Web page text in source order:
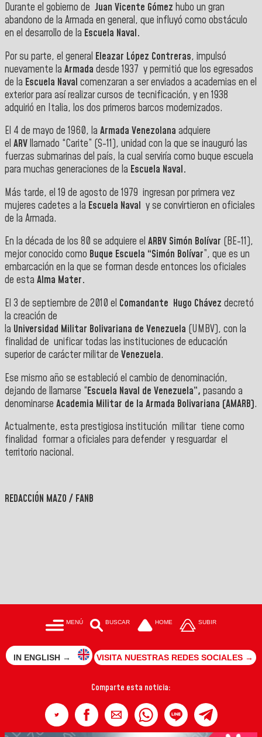
Durante el gobierno de Juan Vicente Gómez hubo un gran
abandono de la Armada en general, que influyó como obstáculo
en el desarrollo de la Escuela Naval.
Por su parte, el general Eleazar López Contreras, impulsó
nuevamente la Armada desde 1937 y permitió que los egresados
de la Escuela Naval comenzaran a ser enviados a academias en el
exterior para así realizar cursos de tecnificación, y en 1938
adquirió en Italia, los dos primeros barcos modernizados.
El 4 de mayo de 1960, la Armada Venezolana adquiere
el ARVllamado “Carite” (S-11), unidad con la que se inauguró las
fuerzas submarinas del país, la cual serviría como buque escuela
para muchas generaciones de la Escuela Naval.
Más tarde, el 19 de agosto de 1979 ingresan por primera vez
mujeres cadetes a la Escuela Naval y se convirtieron en oficiales
de la Armada.
En la década de los 80 se adquiere el ARBV Simón Bolívar (BE-11),
mejor conocido como Buque Escuela “Simón Bolívar”, que es un
embarcación en la que se forman desde entonces los oficiales
de esta Alma Mater.
El 3 de septiembre de 2010 el Comandante Hugo Chávez decretó
la creación de
la Universidad Militar Bolivariana de Venezuela (UMBV), con la
finalidad de unificar todas las instituciones de educación
superior de carácter militar de Venezuela.
Ese mismo año se estableció el cambio de denominación,
dejando de llamarse “Escuela Naval de Venezuela”, pasando a
denominarse Academia Militar de la Armada Bolivariana (AMARB).
Actualmente, esta prestigiosa institución militar tiene como
finalidad formar a oficiales para defender y resguardar el
territorio nacional.
REDACCIÓN MAZO / FANB
MENÚ BUSCAR HOME SUBIR
IN ENGLISH → VISITA NUESTRAS REDES SOCIALES →
Comparte esta noticia: